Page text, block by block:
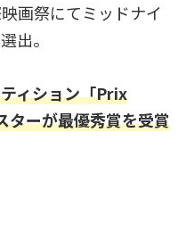
画祭にてミッドナイ
出。
ィション「Prix
ーが最優秀賞を受賞